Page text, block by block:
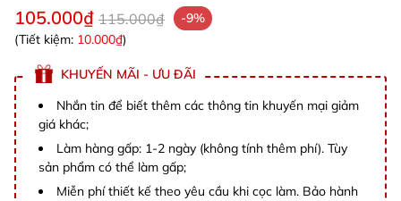
105.000₫ 115.000₫
-9%
(Tiết kiệm: 10.000₫)
KHUYẾN MÃI - ƯU ĐÃI
Nhắn tin để biết thêm các thông tin khuyến mại giảm
giá khác;
Làm hàng gấp: 1-2 ngày (không tính thêm phí). Tùy
sản phẩm có thể làm gấp;
Miễn phí thiết kế theo yêu cầu khi cọc làm. Bảo hành